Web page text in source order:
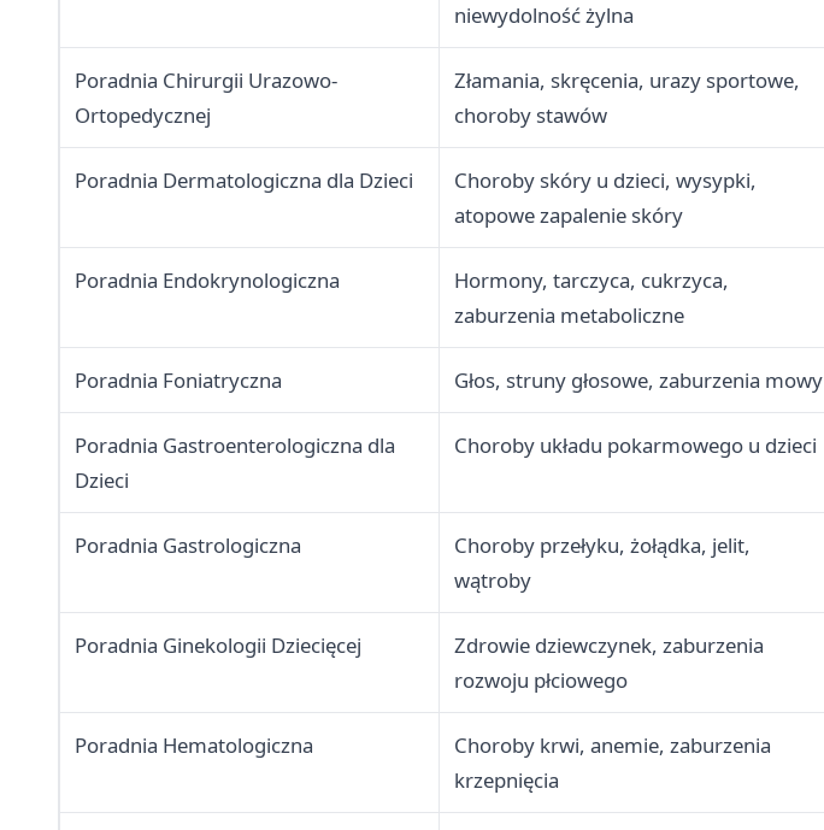
niewydolność żylna
Poradnia Chirurgii Urazowo-
Ortopedycznej
Złamania, skręcenia, urazy sportowe,
choroby stawów
Poradnia Dermatologiczna dla Dzieci
Choroby skóry u dzieci, wysypki,
atopowe zapalenie skóry
Poradnia Endokrynologiczna
Hormony, tarczyca, cukrzyca,
zaburzenia metaboliczne
Poradnia Foniatryczna Głos, struny głosowe, zaburzenia mowy
Poradnia Gastroenterologiczna dla
Dzieci
Choroby układu pokarmowego u dzieci
Poradnia Gastrologiczna
Choroby przełyku, żołądka, jelit,
wątroby
Poradnia Ginekologii Dziecięcej
Zdrowie dziewczynek, zaburzenia
rozwoju płciowego
Poradnia Hematologiczna
Choroby krwi, anemie, zaburzenia
krzepnięcia